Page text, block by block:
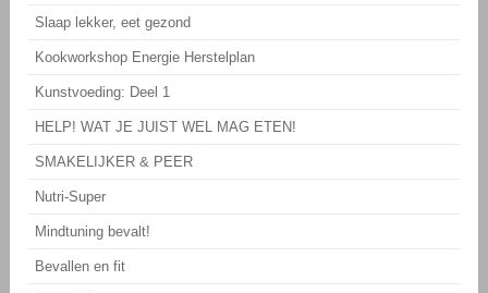
Slaap lekker, eet gezond
Kookworkshop Energie Herstelplan
Kunstvoeding: Deel 1
HELP! WAT JE JUIST WEL MAG ETEN!
SMAKELIJKER & PEER
Nutri-Super
Mindtuning bevalt!
Bevallen en fit